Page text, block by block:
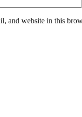
and website in this